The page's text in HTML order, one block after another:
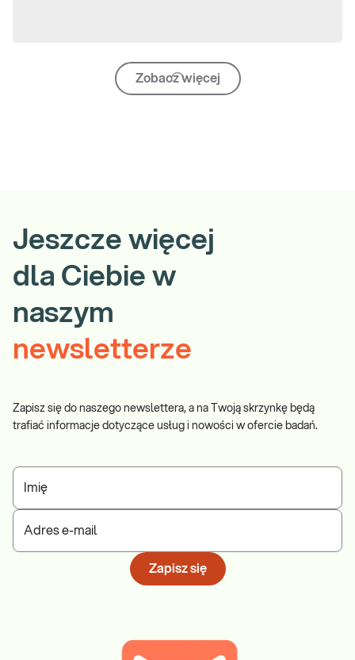
Zobacz więcej
Jeszcze więcej
dla Ciebie w
naszym
newsletterze
Zapisz się do naszego newslettera, a na Twoją skrzynkę będą
trafiać informacje dotyczące usług i nowości w ofercie badań.
Imię
Adres e-mail
Zapisz się